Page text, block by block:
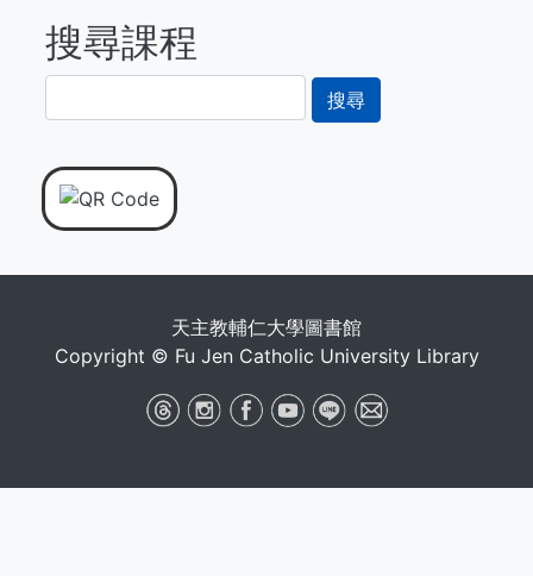
搜尋課程
尋
天主教輔仁大學圖書館
Copyright © Fu Jen Catholic University Library